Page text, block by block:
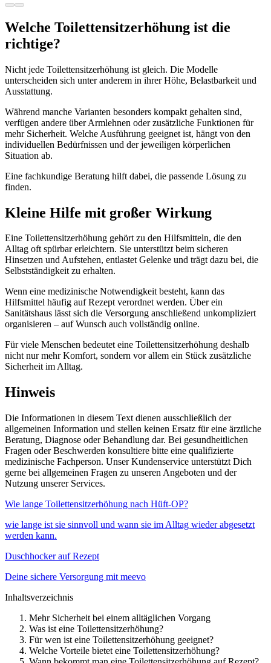
Welche Toilettensitzerhöhung ist die
richtige?
Nicht jede Toilettensitzerhöhung ist gleich. Die Modelle
unterscheiden sich unter anderem in ihrer Höhe, Belastbarkeit und
Ausstattung.
Während manche Varianten besonders kompakt gehalten sind,
verfügen andere über Armlehnen oder zusätzliche Funktionen für
mehr Sicherheit. Welche Ausführung geeignet ist, hängt von den
individuellen Bedürfnissen und der jeweiligen körperlichen
Situation ab.
Eine fachkundige Beratung hilft dabei, die passende Lösung zu
finden.
Kleine Hilfe mit großer Wirkung
Eine Toilettensitzerhöhung gehört zu den Hilfsmitteln, die den
Alltag oft spürbar erleichtern. Sie unterstützt beim sicheren
Hinsetzen und Aufstehen, entlastet Gelenke und trägt dazu bei, die
Selbstständigkeit zu erhalten.
Wenn eine medizinische Notwendigkeit besteht, kann das
Hilfsmittel häufig auf Rezept verordnet werden. Über ein
Sanitätshaus lässt sich die Versorgung anschließend unkompliziert
organisieren – auf Wunsch auch vollständig online.
Für viele Menschen bedeutet eine Toilettensitzerhöhung deshalb
nicht nur mehr Komfort, sondern vor allem ein Stück zusätzliche
Sicherheit im Alltag.
Hinweis
Die Informationen in diesem Text dienen ausschließlich der
allgemeinen Information und stellen keinen Ersatz für eine ärztliche
Beratung, Diagnose oder Behandlung dar. Bei gesundheitlichen
Fragen oder Beschwerden konsultiere bitte eine qualifizierte
medizinische Fachperson. Unser Kundenservice unterstützt Dich
gerne bei allgemeinen Fragen zu unseren Angeboten und der
Nutzung unserer Services.
Wie lange Toilettensitzerhöhung nach Hüft-OP?
wie lange ist sie sinnvoll und wann sie im Alltag wieder abgesetzt
werden kann.
Duschhocker auf Rezept
Deine sichere Versorgung mit meevo
Inhaltsverzeichnis
Mehr Sicherheit bei einem alltäglichen Vorgang
Was ist eine Toilettensitzerhöhung?
Für wen ist eine Toilettensitzerhöhung geeignet?
Welche Vorteile bietet eine Toilettensitzerhöhung?